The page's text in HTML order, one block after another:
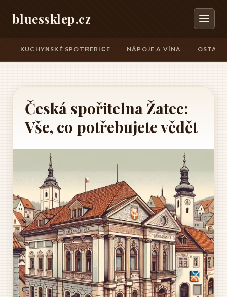
bluessklep.cz
KUCHYŇSKÉ SPOTŘEBIČE NÁPOJE A VÍNA
Česká spořitelna Žatec:
Vše, co potřebujete vědět